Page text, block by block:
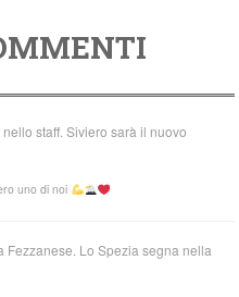
nello staff. Siviero sarà il nuovo
uno di noi
Fezzanese. Lo Spezia segna nella